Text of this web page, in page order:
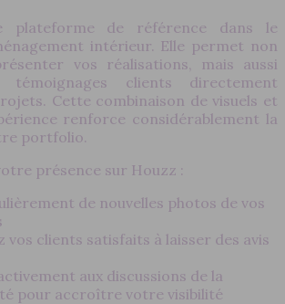
plateforme de référence dans le
intérieur. Elle permet non
vos réalisations, mais aussi
témoignages clients directement
Cette combinaison de visuels et
renforce considérablement la
portfolio.
présence sur Houzz :
de nouvelles photos de vos
vos clients satisfaits à laisser des avis
aux discussions de la
pour accroître votre visibilité